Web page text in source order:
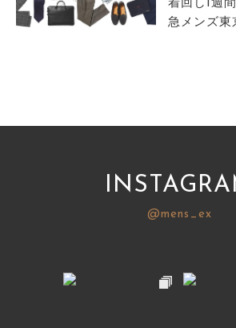
着回し1週
急メンズ東
@mens_ex